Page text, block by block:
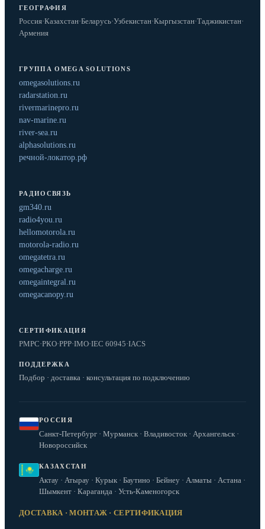
ГЕОГРАФИЯ
Россия·Казахстан·Беларусь·Узбекистан·Кыргызстан·Таджикистан·
Армения
ГРУППА OMEGA SOLUTIONS
omegasolutions.ru
radarstation.ru
rivermarinepro.ru
nav-marine.ru
river-sea.ru
alphasolutions.ru
речной-локатор.рф
РАДИОСВЯЗЬ
gm340.ru
radio4you.ru
hellomotorola.ru
motorola-radio.ru
omegatetra.ru
omegacharge.ru
omegaintegral.ru
omegacanopy.ru
СЕРТИФИКАЦИЯ
РМРС·РКО·РРР·IMO·IEC 60945·IACS
ПОДДЕРЖКА
Подбор · доставка · консультация по подключению
РОССИЯ
Санкт-Петербург · Мурманск · Владивосток · Архангельск ·
Новороссийск
КАЗАХСТАН
Актау · Атырау · Курык · Баутино · Бейнеу · Алматы · Астана ·
Шымкент · Караганда · Усть-Каменогорск
ДОСТАВКА · МОНТАЖ · СЕРТИФИКАЦИЯ